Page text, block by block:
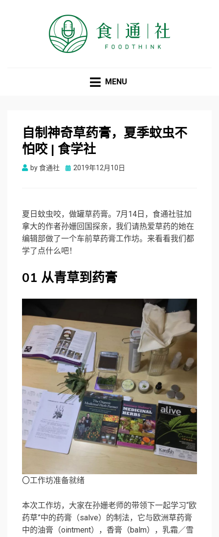
MENU
自制神奇草药膏，夏季蚊虫不
怕咬 | 食学社
by食通社
Posted
2019年12月10日
夏日蚊虫咬，做罐草药膏。7月14日，食通社驻加
拿大的作者孙姗回国探亲，我们请热爱草药的她在
编辑部做了一个车前草药膏工作坊。来看看我们都
学了点什么吧！
01 从青草到药膏
〇工作坊准备就绪
本次工作坊，大家在孙姗老师的带领下一起学习“欧
药草”中的药膏（salve）的制法，它与欧洲草药膏
中的油膏（ointment），香膏（balm），乳霜／雪